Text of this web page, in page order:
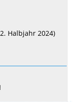
Halbjahr 2024)